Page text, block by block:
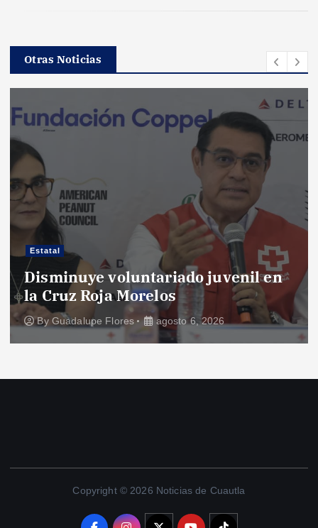
Otras Noticias
Estatal
Disminuye voluntariado juvenil en
la Cruz Roja Morelos
By Guadalupe Flores agosto 6, 2026
Copyright © 2026 Noticias de Cuautla